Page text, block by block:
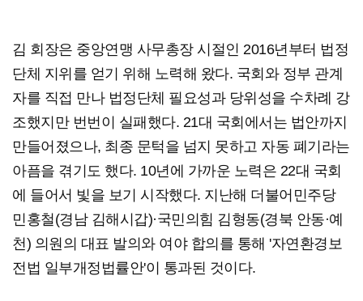
김 회장은 중앙연맹 사무총장 시절인 2016년부터 법정
단체 지위를 얻기 위해 노력해 왔다. 국회와 정부 관계
자를 직접 만나 법정단체 필요성과 당위성을 수차례 강
조했지만 번번이 실패했다. 21대 국회에서는 법안까지
만들어졌으나, 최종 문턱을 넘지 못하고 자동 폐기라는
아픔을 겪기도 했다. 10년에 가까운 노력은 22대 국회
에 들어서 빛을 보기 시작했다. 지난해 더불어민주당
민홍철(경남 김해시갑)·국민의힘 김형동(경북 안동·예
천) 의원의 대표 발의와 여야 합의를 통해 '자연환경보
전법 일부개정법률안'이 통과된 것이다.